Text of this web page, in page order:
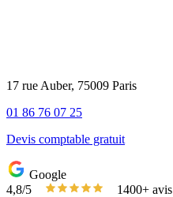
17 rue Auber, 75009 Paris
01 86 76 07 25
Devis comptable gratuit
Google
4,8/5
1400+ avis